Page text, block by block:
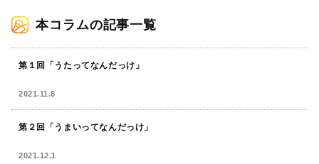
本コラムの記事一覧
第１回「うたってなんだっけ」
2021.11.8
第２回「うまいってなんだっけ」
2021.12.1